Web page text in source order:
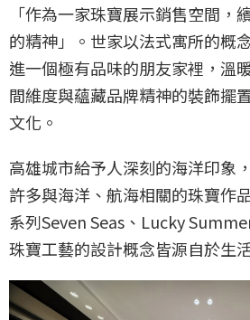
「作為一家珠寶展示銷售空間，
的精神」。世家以法式寓所的概
進一個極有品味的朋友家裡，溫
間維度與蘊藏品牌精神的裝飾擺
文化。
高雄城市給予人深刻的海洋印象
許多與海洋、航海相關的珠寶作
系列Seven Seas、Lucky
珠寶工藝的設計概念皆源自於生